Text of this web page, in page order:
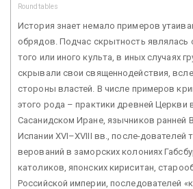
Roundtables
История знает немало примеров
обрядов. Подчас скрытность являлась
того или иного культа, в иных случаях
скрывали свои священнодействия,
стороны властей. В числе примеров
этого рода – практики древней Церкви
Сасанидском Иране, язычников ранней
Испании XVI–XVIII вв., после-дователей
верований в заморских колониях
католиков, японских кириситан,
Российской империи, последователей